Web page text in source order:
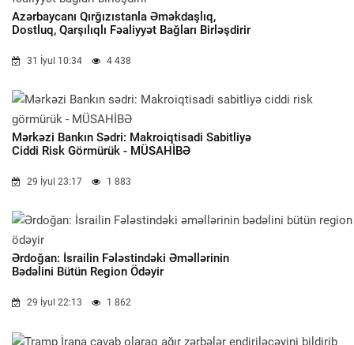
Azərbaycanı Qırğızıstanla Əməkdaşlıq,
Dostluq, Qarşılıqlı Fəaliyyət Bağları Birləşdirir
31 İyul 10:34 4 438
Mərkəzi Bankın Sədri: Makroiqtisadi Sabitliyə
Ciddi Risk Görmürük - MÜSAHİBƏ
29 İyul 23:17 1 883
Ərdoğan: İsrailin Fələstindəki Əməllərinin
Bədəlini Bütün Region Ödəyir
29 İyul 22:13 1 862